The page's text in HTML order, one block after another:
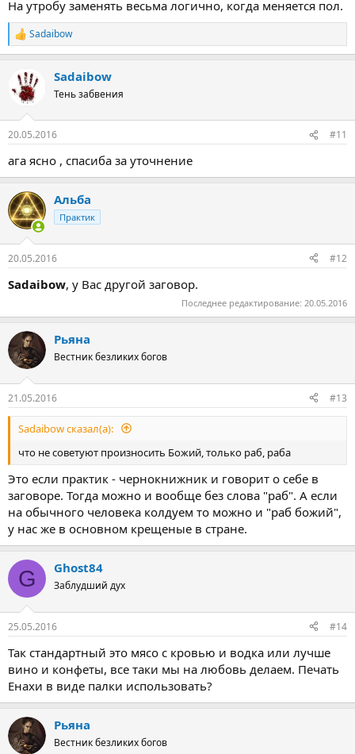
На утробу заменять весьма логично, когда меняется пол.
Р
е
к
ц
и
Sadaibow
Sadaibow
Тень забвения
20.05.2016 #11
ага ясно , спасиба за уточнение
Альба
Практик
20.05.2016 #12
Sadaibow, у Вас другой заговор.
Последнее редактирование: 20.05.2016
Рьяна
Вестник безликих богов
21.05.2016 #13
Sadaibow сказал(а):
что не советуют произносить Божий, только раб, раба
Это если практик - чернокнижник и говорит о себе в
заговоре. Тогда можно и вообще без слова "раб". А если
на обычного человека колдуем то можно и "раб божий",
у нас же в основном крещеные в стране.
G Ghost84
Заблудший дух
25.05.2016 #14
Так стандартный это мясо с кровью и водка или лучше
вино и конфеты, все таки мы на любовь делаем. Печать
Енахи в виде палки использовать?
Рьяна
Вестник безликих богов